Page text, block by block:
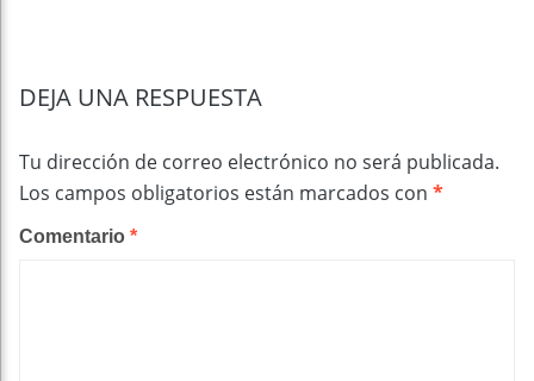
DEJA UNA RESPUESTA
Tu dirección de correo electrónico no será publicada.
Los campos obligatorios están marcados con *
Comentario *